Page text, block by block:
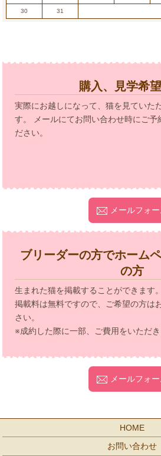
30 31
購入、見学希
実際にお越しになって、猫を見ていた
す。 メールにてお問い合わせ時にご予
ださい。
メールフォー
ブリーダーの方でホーム
の方
生まれた猫を掲載することができます。
掲載料は無料ですので、ご希望の方は
さい。
※成約した際に一部、ご費用をいただき
メールフォー
HOME
お問い合わせ